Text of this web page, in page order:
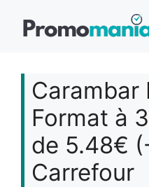
Carambar
Format à
de 5.48€
Carrefour